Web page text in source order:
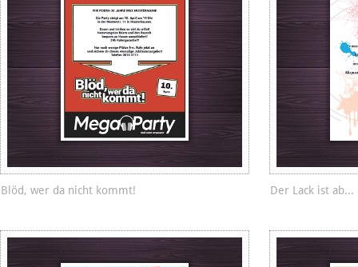
Blöd, wer da nicht kommt! Der Lack ist ab...